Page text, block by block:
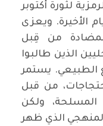
لثورة أكتوبر
الأيام الأخيرة. ويعزى
من قِبل
الذين طالبوا
الطبيعي. يستمر
من قبل
المسلحة، ولكن
الذي ظهر